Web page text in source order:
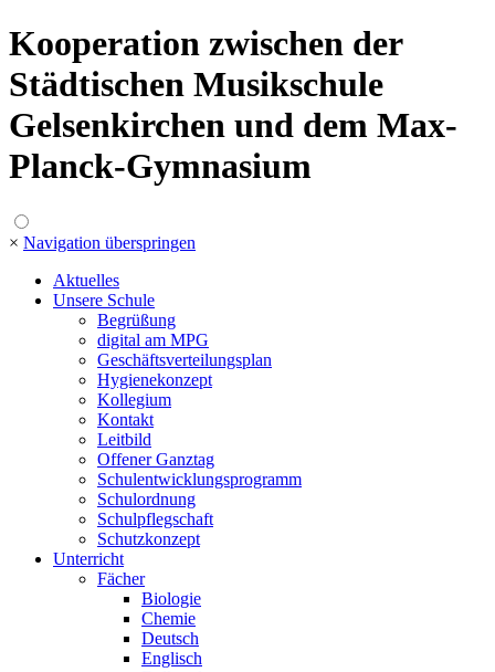
Kooperation zwischen der
Städtischen Musikschule
Gelsenkirchen und dem Max-
Planck-Gymnasium
× Navigation überspringen
Aktuelles
Unsere Schule
Begrüßung
digital am MPG
Geschäftsverteilungsplan
Hygienekonzept
Kollegium
Kontakt
Leitbild
Offener Ganztag
Schulentwicklungsprogramm
Schulordnung
Schulpflegschaft
Schutzkonzept
Unterricht
Fächer
Biologie
Chemie
Deutsch
Englisch